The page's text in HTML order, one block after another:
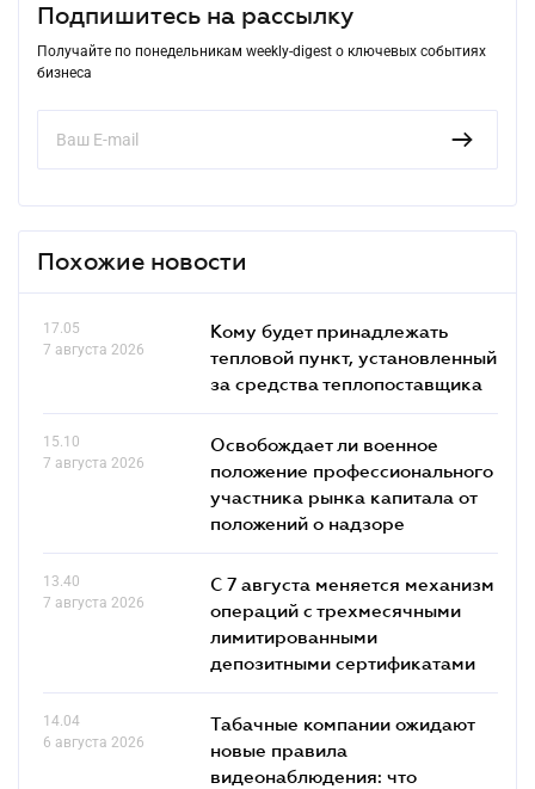
Подпишитесь на рассылку
Получайте по понедельникам weekly-digest о ключевых событиях
бизнеса
Похожие новости
17.05
7 августа 2026
Кому будет принадлежать
тепловой пункт, установленный
за средства теплопоставщика
15.10
7 августа 2026
Освобождает ли военное
положение профессионального
участника рынка капитала от
положений о надзоре
13.40
7 августа 2026
С 7 августа меняется механизм
операций с трехмесячными
лимитированными
депозитными сертификатами
14.04
6 августа 2026
Табачные компании ожидают
новые правила
видеонаблюдения: что